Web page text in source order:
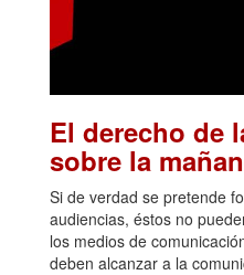
El derecho de
sobre la
Si de verdad se pretende
audiencias, éstos no
los medios de
deben alcanzar a la